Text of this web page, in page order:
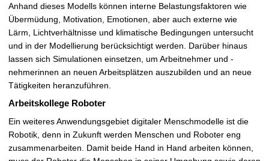
Anhand dieses Modells können interne Belastungsfaktoren wie
Übermüdung, Motivation, Emotionen, aber auch externe wie
Lärm, Lichtverhältnisse und klimatische Bedingungen untersucht
und in der Modellierung berücksichtigt werden. Darüber hinaus
lassen sich Simulationen einsetzen, um Arbeitnehmer und -
nehmerinnen an neuen Arbeitsplätzen auszubilden und an neue
Tätigkeiten heranzuführen.
Arbeitskollege Roboter
Ein weiteres Anwendungsgebiet digitaler Menschmodelle ist die
Robotik, denn in Zukunft werden Menschen und Roboter eng
zusammenarbeiten. Damit beide Hand in Hand arbeiten können,